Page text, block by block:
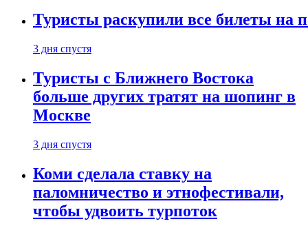
Туристы раскупили все билеты на
3 дня спустя
Туристы с Ближнего Востока
больше других тратят на шопинг в
Москве
3 дня спустя
Коми сделала ставку на
паломничество и этнофестивали,
чтобы удвоить турпоток